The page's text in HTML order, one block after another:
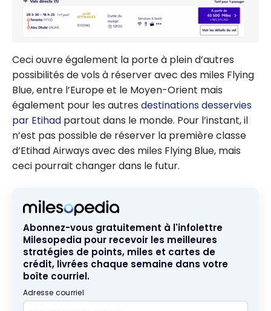
Ceci ouvre également la porte à plein d’autres
possibilités de vols à réserver avec des miles Flying
Blue, entre l’Europe et le Moyen-Orient mais
également pour les autres destinations desservies
par Etihad partout dans le monde. Pour l’instant, il
n’est pas possible de réserver la première classe
d’Etihad Airways avec des miles Flying Blue, mais
ceci pourrait changer dans le futur.
Abonnez-vous gratuitement à l'infolettre
Milesopedia pour recevoir les meilleures
stratégies de points, miles et cartes de
crédit, livrées chaque semaine dans votre
boîte courriel.
Adresse courriel